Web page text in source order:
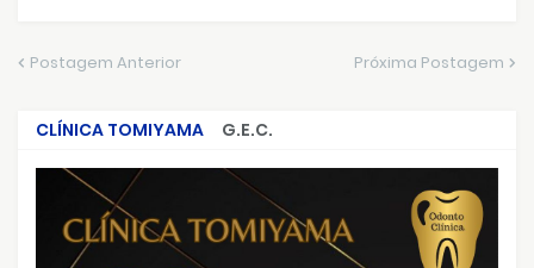
Postagem Anterior Próxima Postagem
CLÍNICA TOMIYAMA
G.E.C.
CRIMES QUE ABALARAM O BRASIL